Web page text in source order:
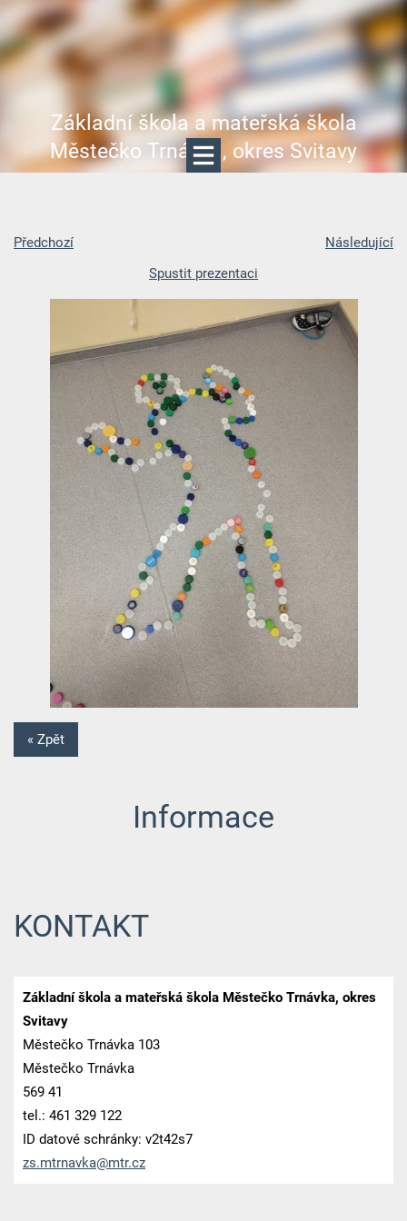
Základní škola a mateřská škola
Městečko Trnávka, okres Svitavy
Předchozí
Následující
Spustit prezentaci
« Zpět
Informace
KONTAKT
Základní škola a mateřská škola Městečko Trnávka, okres
Svitavy
Městečko Trnávka 103
Městečko Trnávka
569 41
tel.: 461 329 122
ID datové schránky: v2t42s7
zs.mtrnavka@mtr.cz